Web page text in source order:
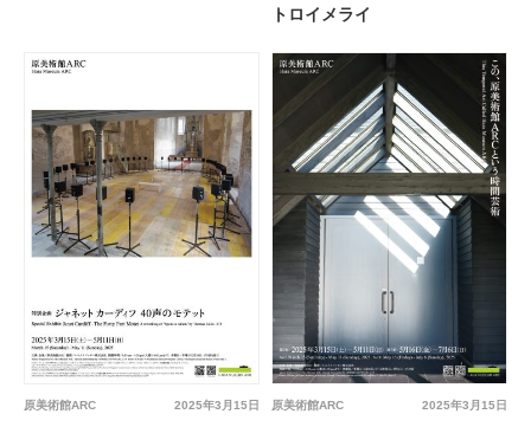
トロイメライ
2025年3月15日
原美術館ARC 2025年3月15日
原美術館ARC